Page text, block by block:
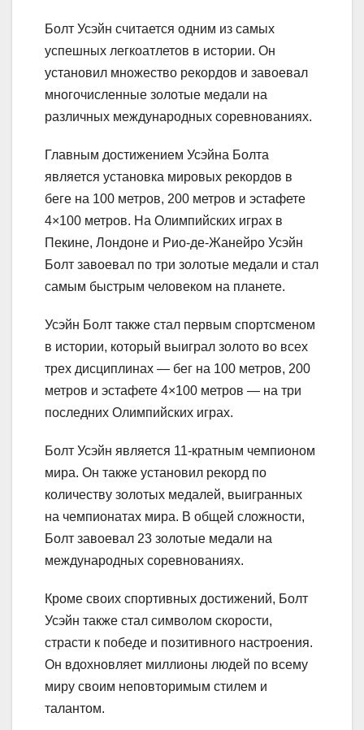
Болт Усэйн считается одним из самых
успешных легкоатлетов в истории. Он
установил множество рекордов и завоевал
многочисленные золотые медали на
различных международных соревнованиях.
Главным достижением Усэйна Болта
является установка мировых рекордов в
беге на 100 метров, 200 метров и эстафете
4×100 метров. На Олимпийских играх в
Пекине, Лондоне и Рио-де-Жанейро Усэйн
Болт завоевал по три золотые медали и стал
самым быстрым человеком на планете.
Усэйн Болт также стал первым спортсменом
в истории, который выиграл золото во всех
трех дисциплинах — бег на 100 метров, 200
метров и эстафете 4×100 метров — на три
последних Олимпийских играх.
Болт Усэйн является 11-кратным чемпионом
мира. Он также установил рекорд по
количеству золотых медалей, выигранных
на чемпионатах мира. В общей сложности,
Болт завоевал 23 золотые медали на
международных соревнованиях.
Кроме своих спортивных достижений, Болт
Усэйн также стал символом скорости,
страсти к победе и позитивного настроения.
Он вдохновляет миллионы людей по всему
миру своим неповторимым стилем и
талантом.